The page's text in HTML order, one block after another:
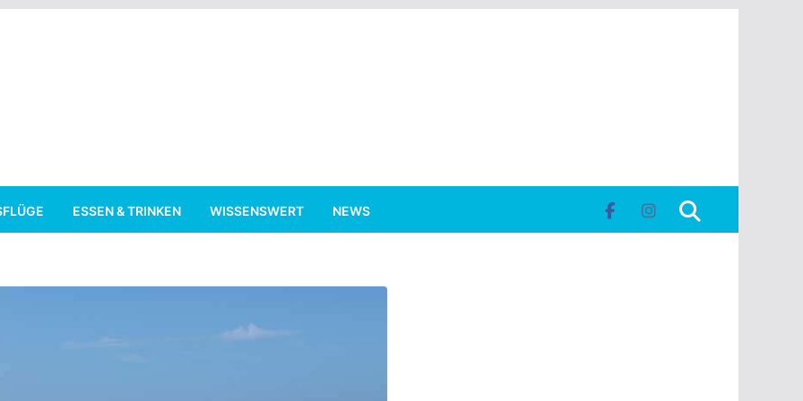
ESSEN & TRINKEN WISSENSWERT NEWS